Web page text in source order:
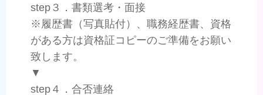
step３．書類選考・面接
※履歴書（写真貼付）、職務経歴書、資格
がある方は資格証コピーのご準備をお願い
致します。
▼
step４．合否連絡